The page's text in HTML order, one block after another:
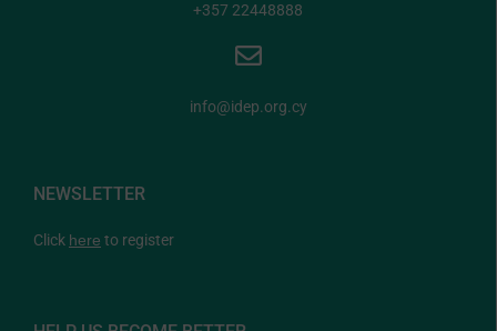
+357 22448888
info@idep.org.cy
NEWSLETTER
Click here to register